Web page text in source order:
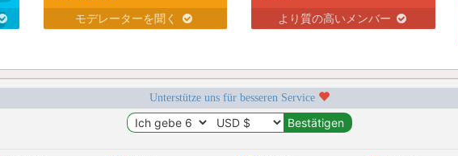
モデレーターを聞く より質の高いメンバー
Unterstütze uns für besseren Service